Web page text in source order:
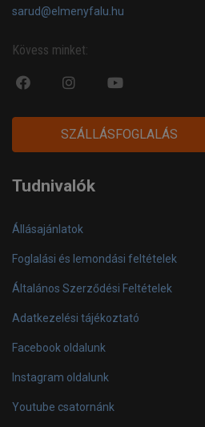
sarud@elmenyfalu.hu
Kövess minket:
fa
facebook-
official
instagram
fa
youtube-
play
SZÁLLÁSFOGLALÁS
Tudnivalók
Állásajánlatok
Foglalási és lemondási feltételek
Általános Szerződési Feltételek
Adatkezelési tájékoztató
Facebook oldalunk
Instagram oldalunk
Youtube csatornánk